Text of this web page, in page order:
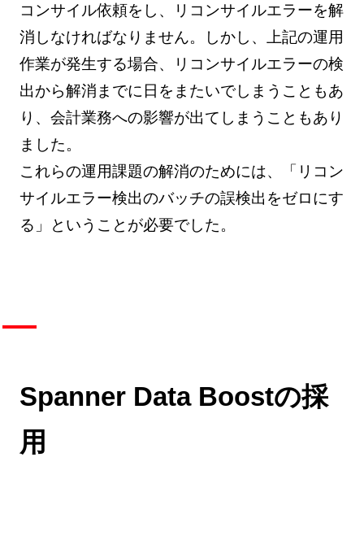
コンサイル依頼をし、リコンサイルエラーを解
消しなければなりません。しかし、上記の運用
作業が発生する場合、リコンサイルエラーの検
出から解消までに日をまたいでしまうこともあ
り、会計業務への影響が出てしまうこともあり
ました。
これらの運用課題の解消のためには、「リコン
サイルエラー検出のバッチの誤検出をゼロにす
る」ということが必要でした。
Spanner Data Boostの採
用